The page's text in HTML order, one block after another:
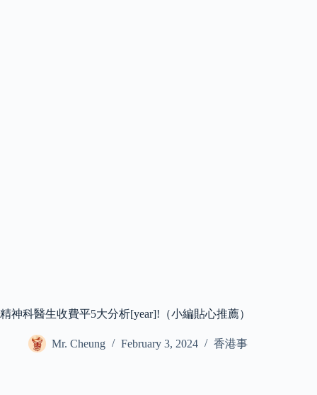
精神科醫生收費平5大分析[year]!（小編貼心推薦）
Mr. Cheung February 3, 2024 香港事